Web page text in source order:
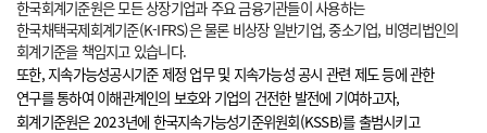
한국회계기준원은 모든 상장기업과 주요 금융기관들이 사용하는
한국채택국제회계기준(K-IFRS)은 물론 비상장 일반기업, 중소기업, 비영리법인의
회계기준을 책임지고 있습니다.
또한, 지속가능성공시기준 제정 업무 및 지속가능성 공시 관련 제도 등에 관한
연구를 통하여 이해관계인의 보호와 기업의 건전한 발전에 기여하고자,
회계기준원은 2023년에 한국지속가능성기준위원회(KSSB)를 출범시키고